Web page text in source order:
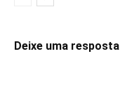
Deixe uma resposta